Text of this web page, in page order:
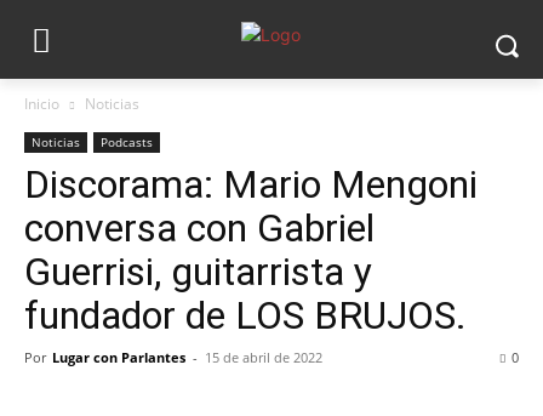
Inicio Noticias
Noticias Podcasts
Discorama: Mario Mengoni
conversa con Gabriel
Guerrisi, guitarrista y
fundador de LOS BRUJOS.
Por Lugar con Parlantes - 15 de abril de 2022 0